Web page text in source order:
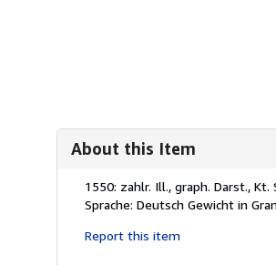
About this Item
Description:
1550: zahlr. Ill., graph. Darst.,
Sprache: Deutsch Gewicht in
Report this item